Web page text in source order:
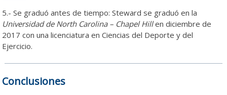
5.- Se graduó antes de tiempo: Steward se graduó en la
Universidad de North Carolina – Chapel Hillen diciembre de
2017 con una licenciatura en Ciencias del Deporte y del
Ejercicio.
Conclusiones